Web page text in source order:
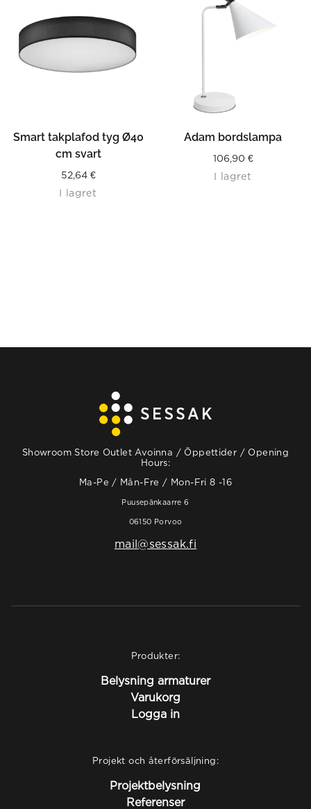
Smart takplafod tyg Ø40
cm svart
52,64 €
I lagret
Adam bordslampa
106,90 €
I lagret
Showroom Store Outlet Avoinna / Öppettider / Opening
Hours:
Ma-Pe / Mån-Fre / Mon-Fri 8 -16
Puusepänkaarre 6
06150 Porvoo
mail@sessak.fi
Produkter:
Belysning armaturer
Varukorg
Logga in
Projekt och återförsäljning:
Projektbelysning
Referenser